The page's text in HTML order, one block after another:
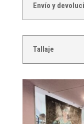
Envío y
Tallaje